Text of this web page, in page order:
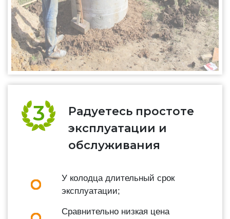
Радуетесь простоте
эксплуатации и
обслуживания
У колодца длительный срок
эксплуатации;
Сравнительно низкая цена